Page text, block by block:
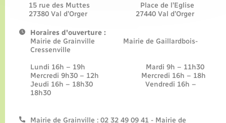
15 rue des Muttes Place de l’Eglise
27380 Val d’Orger 27440 Val d’Orger
Horaires d'ouverture :
Mairie de Grainville Mairie de Gaillardbois-
Cressenville
Lundi 16h – 19h Mardi 9h – 11h30
Mercredi 9h30 – 12h Mercredi 16h – 18h
Jeudi 16h – 18h30 Vendredi 16h –
18h30
Mairie de Grainville : 02 32 49 09 41 - Mairie de